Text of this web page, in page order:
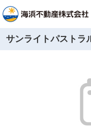
サンライトパストラ